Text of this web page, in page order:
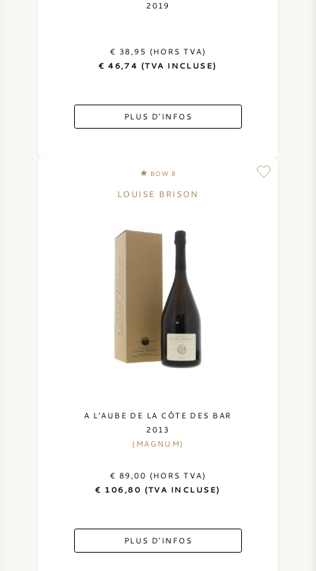
2019
€ 38,95 (HORS TVA)
€ 46,74 (TVA INCLUSE)
PLUS D'INFOS
BOW 8
LOUISE BRISON
A L'AUBE DE LA CÔTE DES BAR
2013
(MAGNUM)
€ 89,00 (HORS TVA)
€ 106,80 (TVA INCLUSE)
PLUS D'INFOS